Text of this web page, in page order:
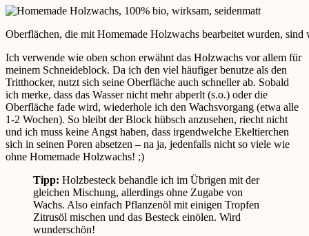
Oberflächen, die mit Homemade Holzwachs bearbeitet wurden, sind
Ich verwende wie oben schon erwähnt das Holzwachs vor allem für
meinem Schneideblock. Da ich den viel häufiger benutze als den
Tritthocker, nutzt sich seine Oberfläche auch schneller ab. Sobald
ich merke, dass das Wasser nicht mehr abperlt (s.o.) oder die
Oberfläche fade wird, wiederhole ich den Wachsvorgang (etwa alle
1-2 Wochen). So bleibt der Block hübsch anzusehen, riecht nicht
und ich muss keine Angst haben, dass irgendwelche Ekeltierchen
sich in seinen Poren absetzen – na ja, jedenfalls nicht so viele wie
ohne Homemade Holzwachs! ;)
Tipp: Holzbesteck behandle ich im Übrigen mit der
gleichen Mischung, allerdings ohne Zugabe von
Wachs. Also einfach Pflanzenöl mit einigen Tropfen
Zitrusöl mischen und das Besteck einölen. Wird
wunderschön!